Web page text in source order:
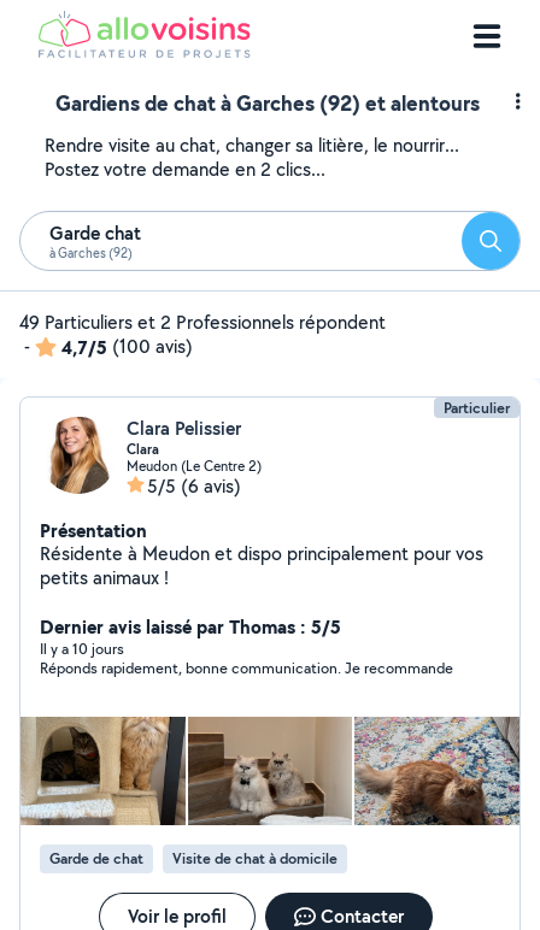
Gardiens de chat à Garches (92) et alentours
Rendre visite au chat, changer sa litière, le nourrir...
Postez votre demande en 2 clics...
Garde chat
à Garches (92)
49 Particuliers et 2 Professionnels répondent
-
4,7/5 (100 avis)
Particulier
Clara Pelissier
Clara
Meudon (Le Centre 2)
5/5 (6 avis)
Présentation
Résidente à Meudon et dispo principalement pour vos
petits animaux !
Dernier avis laissé par Thomas : 5/5
Il y a 10 jours
Réponds rapidement, bonne communication. Je recommande
Garde de chat Visite de chat à domicile
Voir le profil Contacter